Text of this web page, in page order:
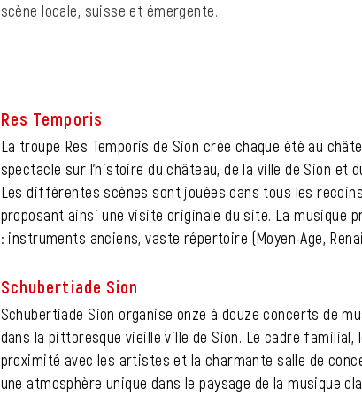
scène locale, suisse et émergente.
Res Temporis
La troupe Res Temporis de Sion crée chaque été au
spectacle sur l’histoire du château, de la ville de Sion et
Les différentes scènes sont jouées dans tous les
proposant ainsi une visite originale du site. La musique
: instruments anciens, vaste répertoire (Moyen-Age,
Schubertiade Sion
Schubertiade Sion organise onze à douze concerts de
dans la pittoresque vieille ville de Sion. Le cadre familial,
proximité avec les artistes et la charmante salle de
une atmosphère unique dans le paysage de la musique